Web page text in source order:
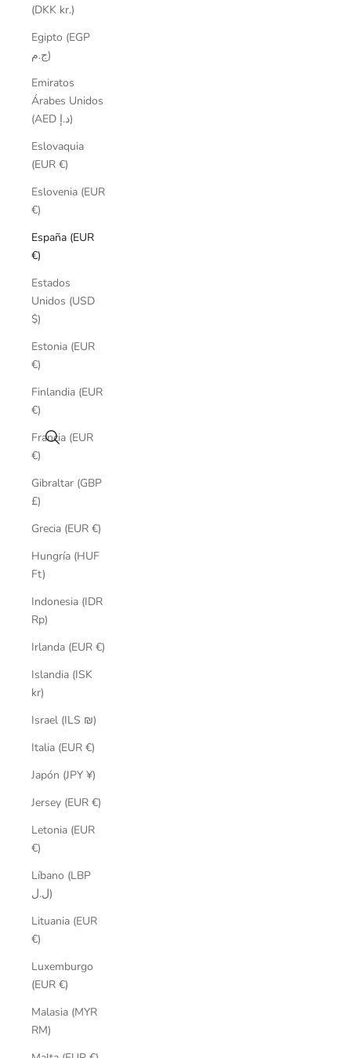
Buscar
(DKK kr.)
Egipto (EGP
ج.م)
Emiratos
Árabes Unidos
(AED د.إ)
Eslovaquia
(EUR €)
Eslovenia (EUR
€)
España (EUR
€)
Estados
Unidos (USD
$)
Estonia (EUR
€)
Finlandia (EUR
€)
Francia (EUR
€)
Gibraltar (GBP
£)
Grecia (EUR €)
Hungría (HUF
Ft)
Indonesia (IDR
Rp)
Irlanda (EUR €)
Islandia (ISK
kr)
Israel (ILS ₪)
Italia (EUR €)
Japón (JPY ¥)
Jersey (EUR €)
Letonia (EUR
€)
Líbano (LBP
ل.ل)
Lituania (EUR
€)
Luxemburgo
(EUR €)
Malasia (MYR
RM)